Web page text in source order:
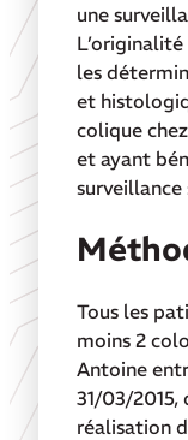
une
les
et
colique
et ayant
Tous les
moins 2
Antoine
31/03/2015,
réalisation